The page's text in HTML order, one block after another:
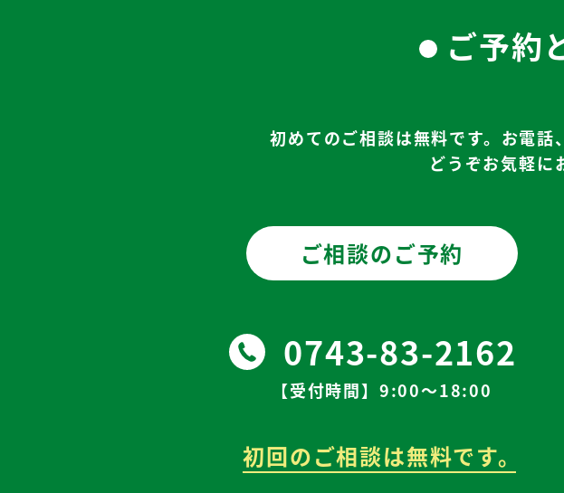
ご予約
初めてのご相談は無料です。お電話
どうぞお気軽に
ご相談のご予約
0743-83-2162
【受付時間】9:00～18:00
初回のご相談は無料です。